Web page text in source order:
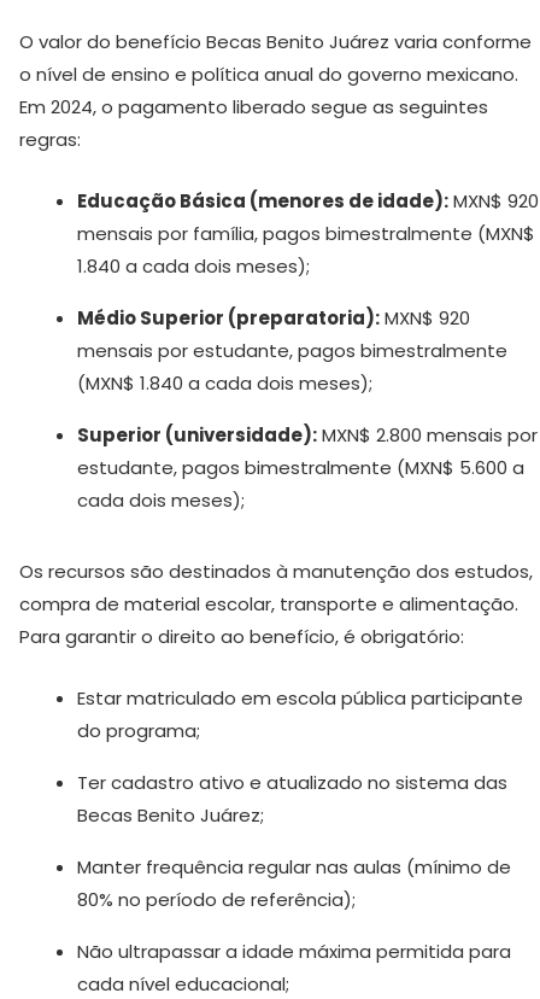
O valor do benefício Becas Benito Juárez varia conforme
o nível de ensino e política anual do governo mexicano.
Em 2024, o pagamento liberado segue as seguintes
regras:
Educação Básica (menores de idade):MXN$ 920
mensais por família, pagos bimestralmente (MXN$
1.840 a cada dois meses);
Médio Superior (preparatoria):MXN$ 920
mensais por estudante, pagos bimestralmente
(MXN$ 1.840 a cada dois meses);
Superior (universidade):MXN$ 2.800 mensais por
estudante, pagos bimestralmente (MXN$ 5.600 a
cada dois meses);
Os recursos são destinados à manutenção dos estudos,
compra de material escolar, transporte e alimentação.
Para garantir o direito ao benefício, é obrigatório:
Estar matriculado em escola pública participante
do programa;
Ter cadastro ativo e atualizado no sistema das
Becas Benito Juárez;
Manter frequência regular nas aulas (mínimo de
80% no período de referência);
Não ultrapassar a idade máxima permitida para
cada nível educacional;